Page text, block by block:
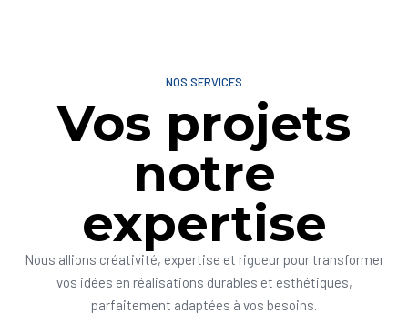
NOS SERVICES
Vos projets
notre
expertise
Nous allions créativité, expertise et rigueur pour transformer
vos idées en réalisations durables et esthétiques,
parfaitement adaptées à vos besoins.